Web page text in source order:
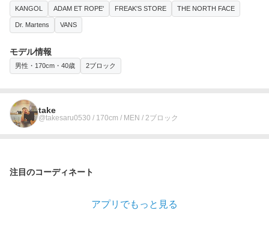
KANGOL ADAM ET ROPE' FREAK'S STORE THE NORTH FACE
Dr. Martens VANS
モデル情報
男性・170cm・40歳 2ブロック
take
@takesaru0530 / 170cm / MEN / 2ブロック
注目のコーディネート
アプリでもっと見る